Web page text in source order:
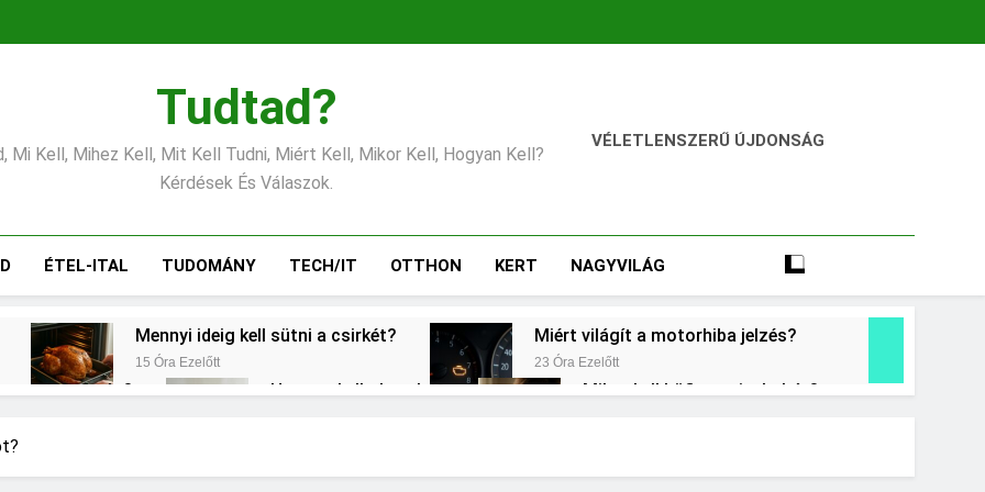
Tudtad?
Mi Kell, Mihez Kell, Mit Kell Tudni, Miért Kell, Mikor Kell, Hogyan Kell?
Kérdések És Válaszok.
VÉLETLENSZERŰ ÚJDONSÁG
ÉTEL-ITAL TUDOMÁNY TECH/IT OTTHON KERT NAGYVILÁG
Mennyi ideig kell sütni a csirkét?
15 Óra Ezelőtt
Miért világít a motorhiba jelzés?
23 Óra Ezelőtt
vérnyomás? Hogyan kell glettelni? Mikor kell büfiztetni a babát?